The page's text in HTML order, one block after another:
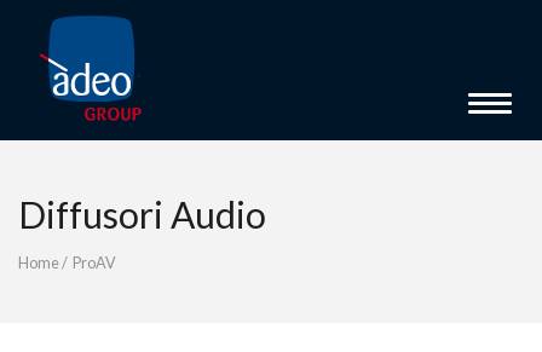
Toggle
Diffusori Audio
Home/ ProAV